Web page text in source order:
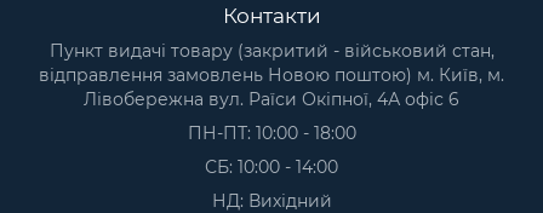
Контакти
Пункт видачі товару (закритий - військовий стан,
відправлення замовлень Новою поштою) м. Київ, м.
Лівобережна вул. Раїси Окіпної, 4А офіс 6
ПН-ПТ: 10:00 - 18:00
СБ: 10:00 - 14:00
НД: Вихідний